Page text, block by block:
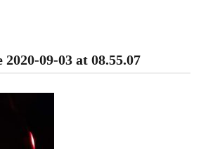
09-03 at 08.55.07